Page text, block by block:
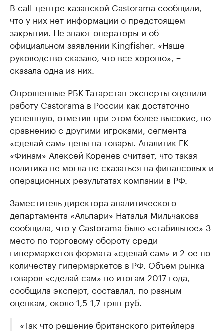
В call-центре казанской Castorama сообщили,
что у них нет информации о предстоящем
закрытии. Не знают операторы и об
официальном заявлении Kingfisher. «Наше
руководство сказало, что все хорошо», −
сказала одна из них.
Опрошенные РБК-Татарстан эксперты оценили
работу Castorama в России как достаточно
успешную, отметив при этом более высокие, по
сравнению с другими игроками, сегмента
«сделай сам» цены на товары. Аналитик ГК
«Финам» Алексей Коренев считает, что такая
политика не могла не сказаться на финансовых и
операционных результатах компании в РФ.
Заместитель директора аналитического
департамента «Альпари» Наталья Мильчакова
сообщила, что у Сastorama было «стабильное» 3
место по торговому обороту среди
гипермаркетов формата «сделай сам» и 2-ое по
количеству гипермаркетов в РФ. Объем рынка
товаров «сделай сам» по итогам 2017 года,
сообщила эксперт, составлял, по разным
оценкам, около 1,5-1,7 трлн руб.
«Так что решение британского ритейлера